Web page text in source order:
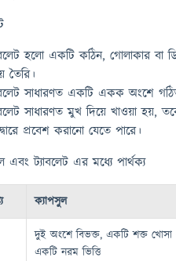
হলো একটি কঠিন, গোলাকার বা
তৈরি।
সাধারণত একটি একক অংশে
সাধারণত মুখ দিয়ে খাওয়া হয়,
প্রবেশ করানো যেতে পারে।
এবং ট্যাবলেট এর মধ্যে পার্থক্য
ক্যাপসুল
দুই অংশে বিভক্ত, একটি শক্ত খোসা
একটি নরম ভিত্তি